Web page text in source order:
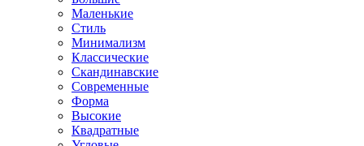
Маленькие
Стиль
Минимализм
Классические
Скандинавские
Современные
Форма
Высокие
Квадратные